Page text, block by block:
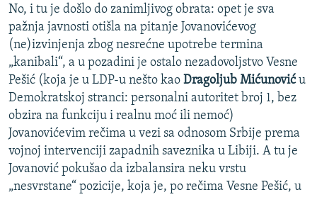
No, i tu je došlo do zanimljivog obrata: opet je sva
pažnja javnosti otišla na pitanje Jovanovićevog
(ne)izvinjenja zbog nesrećne upotrebe termina
„kanibali“, a u pozadini je ostalo nezadovoljstvo Vesne
Pešić (koja je u LDP-u nešto kao Dragoljub Mićunoviću
Demokratskoj stranci: personalni autoritet broj 1, bez
obzira na funkciju i realnu moć ili nemoć)
Jovanovićevim rečima u vezi sa odnosom Srbije prema
vojnoj intervenciji zapadnih saveznika u Libiji. A tu je
Jovanović pokušao da izbalansira neku vrstu
„nesvrstane“ pozicije, koja je, po rečima Vesne Pešić, u